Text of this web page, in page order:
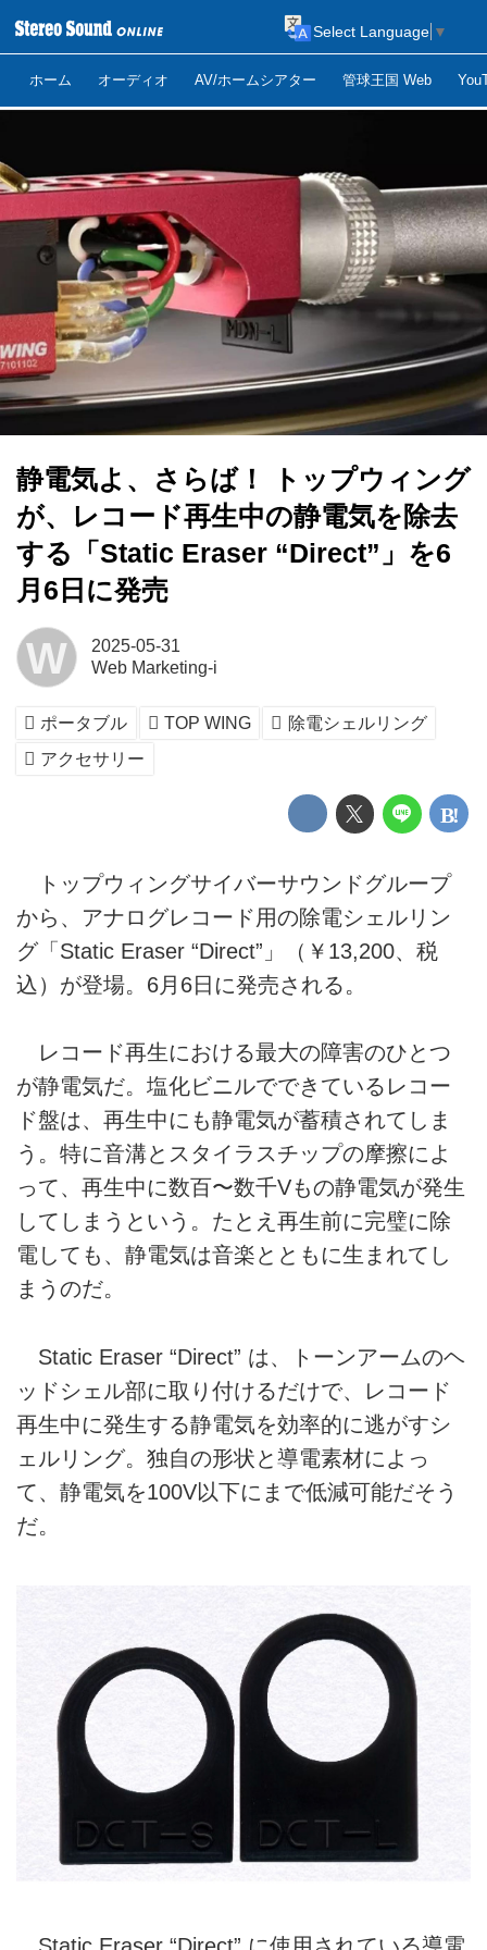
ホーム オーディオ AV/ホームシアター 管球王国 Web
Select Language ▼
静電気よ、さらば！ トップウィング
が、レコード再生中の静電気を除去
する「Static Eraser “Direct”」を6
月6日に発売
W
2025-05-31
Web Marketing-i
ポータブル TOP WING
除電シェルリング
アクセサリー
トップウィングサイバーサウンドグループ
から、アナログレコード用の除電シェルリン
グ「Static Eraser “Direct”」（￥13,200、税
込）が登場。6月6日に発売される。
レコード再生における最大の障害のひとつ
が静電気だ。塩化ビニルでできているレコー
ド盤は、再生中にも静電気が蓄積されてしま
う。特に音溝とスタイラスチップの摩擦によ
って、再生中に数百〜数千Vもの静電気が発生
してしまうという。たとえ再生前に完璧に除
電しても、静電気は音楽とともに生まれてし
まうのだ。
Static Eraser “Direct” は、トーンアームのヘ
ッドシェル部に取り付けるだけで、レコード
再生中に発生する静電気を効率的に逃がすシ
ェルリング。独自の形状と導電素材によっ
て、静電気を100V以下にまで低減可能だそう
だ。